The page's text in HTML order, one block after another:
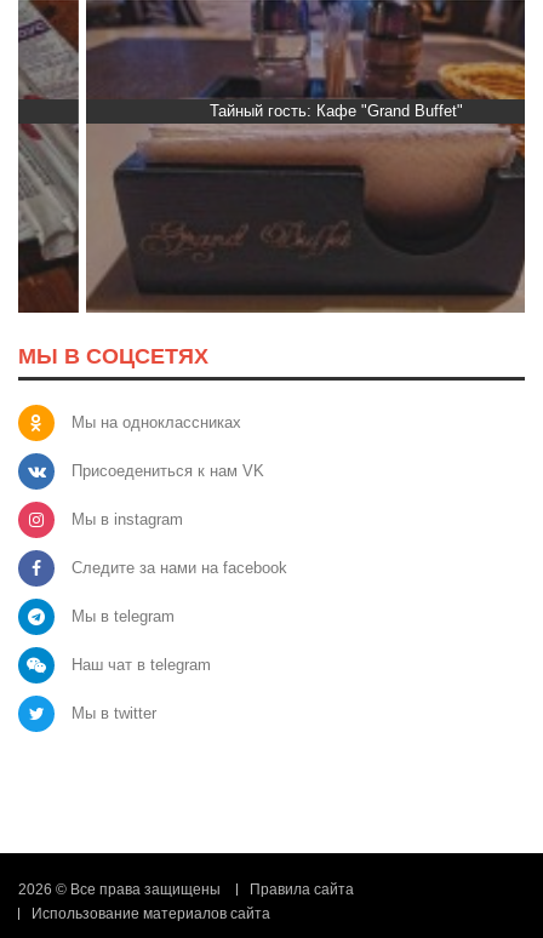
Тайный гость: Кафе "Grand Buffet"
МЫ В СОЦСЕТЯХ
Мы на одноклассниках
Присоедениться к нам VK
Мы в instagram
Следите за нами на facebook
Мы в telegram
Наш чат в telegram
Мы в twitter
2026 © Все права защищены
Правила сайта
Использование материалов сайта